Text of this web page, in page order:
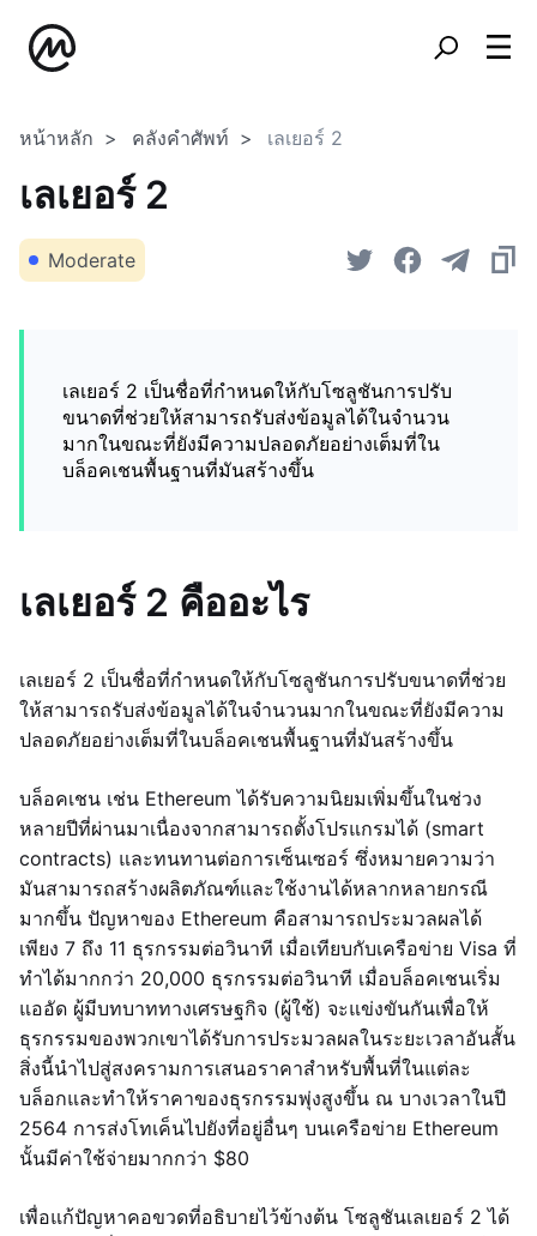
หน้าหลัก คลังคำศัพท์ เลเยอร์ 2
เลเยอร์ 2
Moderate
เลเยอร์ 2 เป็นชื่อที่กำหนดให้กับโซลูชันการปรับ
ขนาดที่ช่วยให้สามารถรับส่งข้อมูลได้ในจำนวน
มากในขณะที่ยังมีความปลอดภัยอย่างเต็มที่ใน
บล็อคเชนพื้นฐานที่มันสร้างขึ้น
เลเยอร์ 2 คืออะไร
เลเยอร์ 2 เป็นชื่อที่กำหนดให้กับโซลูชันการปรับขนาดที่ช่วย
ให้สามารถรับส่งข้อมูลได้ในจำนวนมากในขณะที่ยังมีความ
ปลอดภัยอย่างเต็มที่ในบล็อคเชนพื้นฐานที่มันสร้างขึ้น
บล็อคเชน เช่น Ethereum ได้รับความนิยมเพิ่มขึ้นในช่วง
หลายปีที่ผ่านมาเนื่องจากสามารถตั้งโปรแกรมได้ (smart
contracts) และทนทานต่อการเซ็นเซอร์ ซึ่งหมายความว่า
มันสามารถสร้างผลิตภัณฑ์และใช้งานได้หลากหลายกรณี
มากขึ้น ปัญหาของ Ethereum คือสามารถประมวลผลได้
เพียง 7 ถึง 11 ธุรกรรมต่อวินาที เมื่อเทียบกับเครือข่าย Visa ที่
ทำได้มากกว่า 20,000 ธุรกรรมต่อวินาที เมื่อบล็อคเชนเริ่ม
แออัด ผู้มีบทบาททางเศรษฐกิจ (ผู้ใช้) จะแข่งขันกันเพื่อให้
ธุรกรรมของพวกเขาได้รับการประมวลผลในระยะเวลาอันสั้น
สิ่งนี้นำไปสู่สงครามการเสนอราคาสำหรับพื้นที่ในแต่ละ
บล็อกและทำให้ราคาของธุรกรรมพุ่งสูงขึ้น ณ บางเวลาในปี
2564 การส่งโทเค็นไปยังที่อยู่อื่นๆ บนเครือข่าย Ethereum
นั้นมีค่าใช้จ่ายมากกว่า $80
เพื่อแก้ปัญหาคอขวดที่อธิบายไว้ข้างต้น โซลูชันเลเยอร์ 2 ได้